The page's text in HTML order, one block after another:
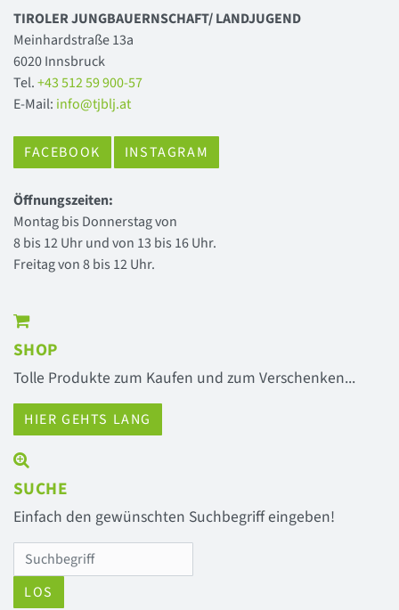
TIROLER JUNGBAUERNSCHAFT/ LANDJUGEND
Meinhardstraße 13a
6020 Innsbruck
Tel.+43 512 59 900-57
E-Mail: info@tjblj.at
FACEBOOK INSTAGRAM
Öffnungszeiten:
Montag bis Donnerstag von
8 bis 12 Uhr und von 13 bis 16 Uhr.
Freitag von 8 bis 12 Uhr.
SHOP
Tolle Produkte zum Kaufen und zum Verschenken...
HIER GEHTS LANG
SUCHE
Einfach den gewünschten Suchbegriff eingeben!
LOS